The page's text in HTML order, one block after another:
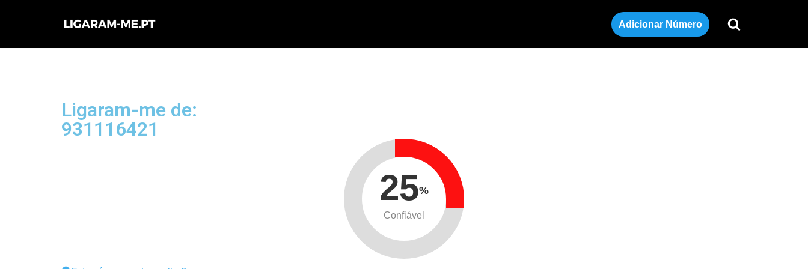
para
Adicionar Número
Ligaram-me de:
931116421
25%
Confiável